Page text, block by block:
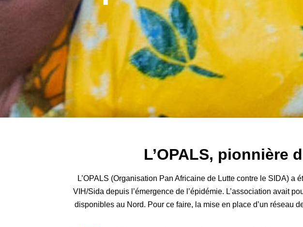
L’OPALS, pionnière
L’OPALS (Organisation Pan Africaine de Lutte contre le SIDA) a
VIH/Sida depuis l’émergence de l’épidémie. L’association avait
disponibles au Nord. Pour ce faire, la mise en place d’un réseau